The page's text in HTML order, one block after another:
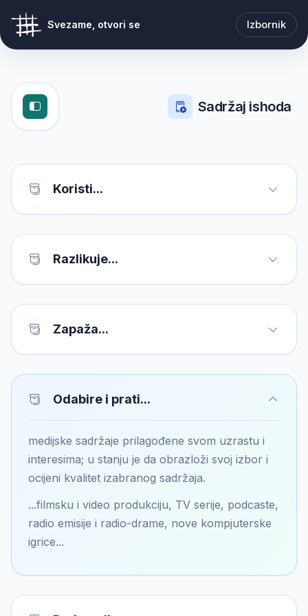
Svezame, otvori se Izbornik
Sadržaj ishoda
Koristi...
Razlikuje...
Zapaža...
Odabire i prati...
medijske sadržaje prilagođene svom uzrastu i
interesima; u stanju je da obrazloži svoj izbor i
ocijeni kvalitet izabranog sadržaja.
...filmsku i video produkciju, TV serije, podcaste,
radio emisije i radio-drame, nove kompjuterske
igrice...